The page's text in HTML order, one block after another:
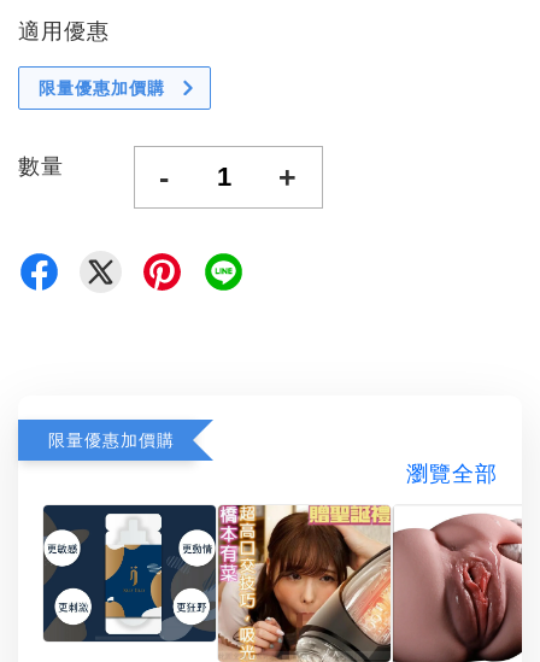
適用優惠
限量優惠加價購
數量 - +
限量優惠加價購
瀏覽全部